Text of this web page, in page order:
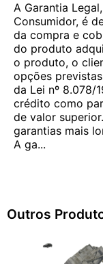
A Garantia
Consumidor, é
da compra e
do produto
o produto, o
opções
da Lei nº 8.078/
crédito como
de valor
garantias mais
A ga...
Outros